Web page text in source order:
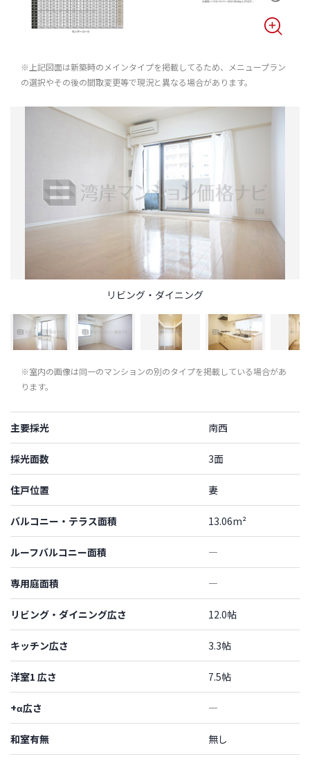
※上記図面は新築時のメインタイプを掲載してるため、メニュープラン
の選択やその後の間取変更等で現況と異なる場合があります。
リビング・ダイニング
※室内の画像は同一のマンションの別のタイプを掲載している場合があ
ります。
主要採光 南西
採光面数 3面
住戸位置 妻
バルコニー・テラス面積 13.06m²
ルーフバルコニー面積 ―
専用庭面積 ―
リビング・ダイニング広さ 12.0帖
キッチン広さ 3.3帖
洋室1 広さ 7.5帖
+α広さ ―
和室有無 無し